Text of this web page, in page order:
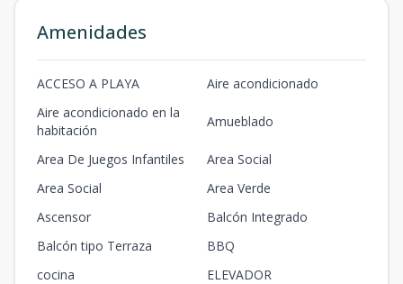
Amenidades
ACCESO A PLAYA
Aire acondicionado
Aire acondicionado en la
habitación
Amueblado
Area De Juegos Infantiles
Area Social
Area Social
Area Verde
Ascensor
Balcón Integrado
Balcón tipo Terraza
BBQ
cocina
ELEVADOR